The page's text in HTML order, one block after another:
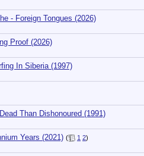
- Foreign Tongues (2026)
Proof (2026)
In Siberia (1997)
Than Dishonoured (1991)
Years (2021) ( 1 2)